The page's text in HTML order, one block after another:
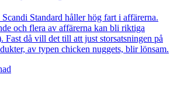
Standard håller hög fart i affärerna.
och flera av affärerna kan bli riktiga
Fast då vill det till att just storsatsningen på
av typen chicken nuggets, blir lönsam.